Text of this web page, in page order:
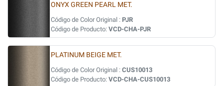
ONYX GREEN PEARL MET.
Código de Color Original : PJR
Código de Producto: VCD-CHA-PJR
PLATINUM BEIGE MET.
Código de Color Original : CUS10013
Código de Producto: VCD-CHA-CUS10013